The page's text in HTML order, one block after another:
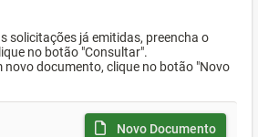
solicitações já emitidas, preencha o
no botão "Consultar".
novo documento, clique no botão "Novo
Novo Documento